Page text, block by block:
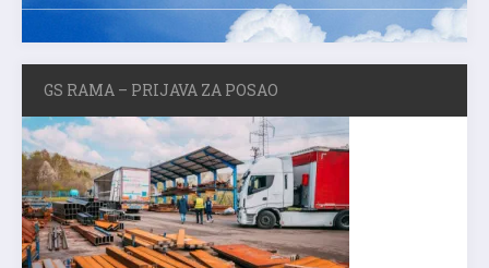
GS RAMA – PRIJAVA ZA POSAO